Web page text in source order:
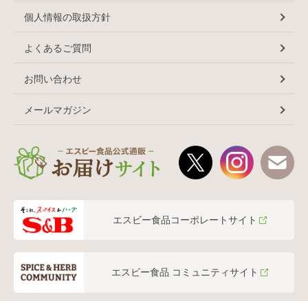
個人情報の取扱方針
よくあるご質問
お問い合わせ
メールマガジン
エスビー食品コーポレートサイト
エスビー食品 コミュニティサイト